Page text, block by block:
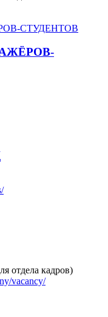
отдела кадров)
vacancy/